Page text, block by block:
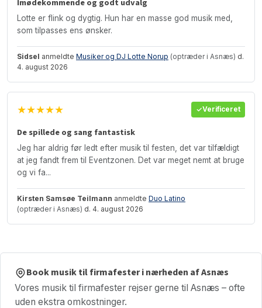
Imødekommende og godt udvalg
Lotte er flink og dygtig. Hun har en masse god musik med,
som tilpasses ens ønsker.
Sidsel anmeldte Musiker og DJ Lotte Norup (optræder i Asnæs) d.
4. august 2026
★★★★★ Verificeret
De spillede og sang fantastisk
Jeg har aldrig før ledt efter musik til festen, det var tilfældigt
at jeg fandt frem til Eventzonen. Det var meget nemt at bruge
og vi fa...
Kirsten Samsøe Teilmann anmeldte Duo Latino
(optræder i Asnæs) d. 4. august 2026
Book musik til firmafester i nærheden af Asnæs
Vores musik til firmafester rejser gerne til Asnæs – ofte
uden ekstra omkostninger.